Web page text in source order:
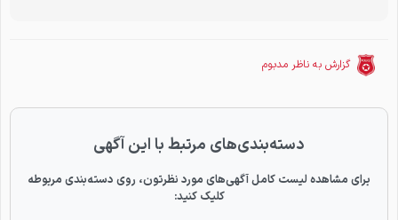
گزارش به ناظر مدبوم
دسته‌بندی‌های مرتبط با این آگهی
برای مشاهده لیست کامل آگهی‌های مورد نظرتون، روی دسته‌بندی مربوطه
کلیک کنید: